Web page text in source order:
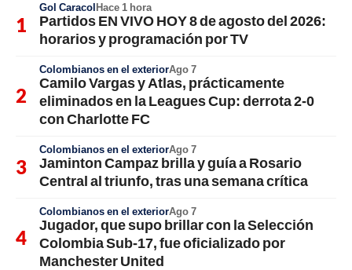
Gol CaracolHace 1 hora
Partidos EN VIVO HOY 8 de agosto del 2026:
horarios y programación por TV
Colombianos en el exteriorAgo 7
Camilo Vargas y Atlas, prácticamente
eliminados en la Leagues Cup: derrota 2-0
con Charlotte FC
Colombianos en el exteriorAgo 7
Jaminton Campaz brilla y guía a Rosario
Central al triunfo, tras una semana crítica
Colombianos en el exteriorAgo 7
Jugador, que supo brillar con la Selección
Colombia Sub-17, fue oficializado por
Manchester United